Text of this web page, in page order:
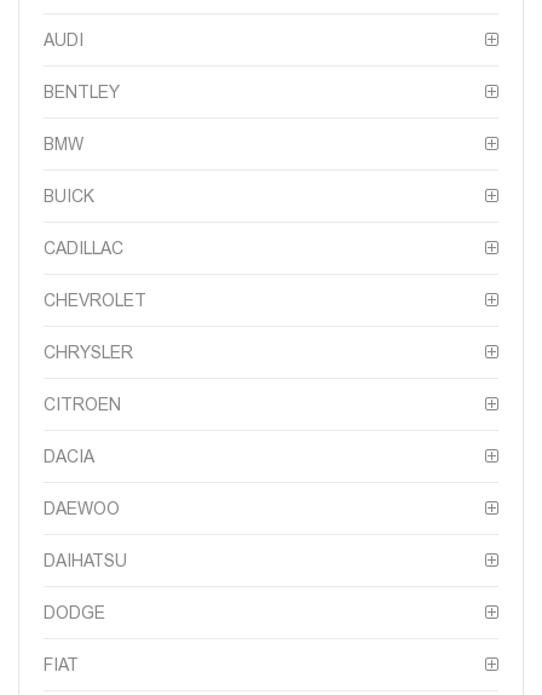
AUDI
BENTLEY
BMW
BUICK
CADILLAC
CHEVROLET
CHRYSLER
CITROEN
DACIA
DAEWOO
DAIHATSU
DODGE
FIAT